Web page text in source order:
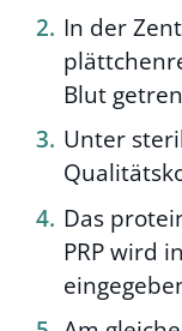
In der
Blut
Unter
Das
PRP wird